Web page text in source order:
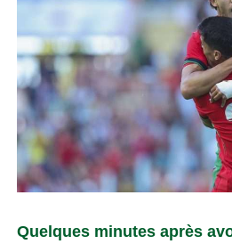
Quelques minutes après